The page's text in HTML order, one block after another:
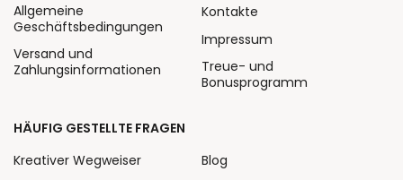
Allgemeine
Geschäftsbedingungen
Versand und
Zahlungsinformationen
Kontakte
Impressum
Treue- und
Bonusprogramm
HÄUFIG GESTELLTE FRAGEN
Kreativer Wegweiser
Blog